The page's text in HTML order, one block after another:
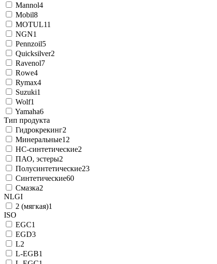
Mannol4
Mobil8
MOTUL11
NGN1
Pennzoil5
Quicksilver2
Ravenol7
Rowe4
Rymax4
Suzuki1
Wolf1
Yamaha6
Тип продукта
Гидрокрекинг2
Минеральные12
НС-синтетические2
ПАО, эстеры2
Полусинтетические23
Синтетические60
Смазка2
NLGI
2 (мягкая)1
ISO
EGC1
EGD3
L2
L-EGB1